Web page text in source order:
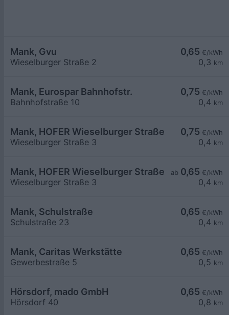
0,65 €/kWh
0,3 km
Mank, Gvu
Wieselburger Straße 2
0,75 €/kWh
0,4 km
Mank, Eurospar Bahnhofstr.
Bahnhofstraße 10
0,75 €/kWh
0,4 km
Mank, HOFER Wieselburger Straße
Wieselburger Straße 3
ab 0,65 €/kWh
0,4 km
Mank, HOFER Wieselburger Straße
Wieselburger Straße 3
0,65 €/kWh
0,4 km
Mank, Schulstraße
Schulstraße 23
0,65 €/kWh
0,5 km
Mank, Caritas Werkstätte
Gewerbestraße 5
0,65 €/kWh
0,8 km
Hörsdorf, mado GmbH
Hörsdorf 40